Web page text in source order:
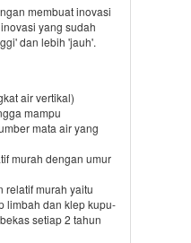
membuat inovasi
yang sudah
dan lebih 'jauh'.
air vertikal)
mampu
mata air yang
murah dengan umur
relatif murah yaitu
limbah dan klep kupu-
setiap 2 tahun